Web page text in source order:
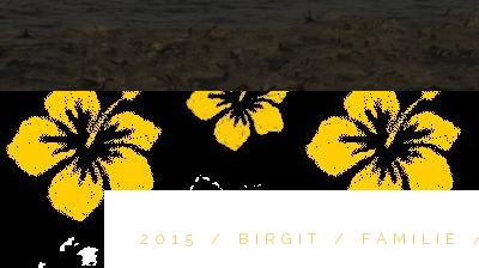
2015 BIRGIT FAMILIE